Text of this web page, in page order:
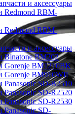
и аксессуары
Redmond RBM-
Redmond RBM-
и аксессуары
Binatone BM202
Gorenje BM1210BK
Gorenje BM910WII
Panasonic SD-B2510
Panasonic SD-R2520
Panasonic SD-R2530
Panasonic SD-